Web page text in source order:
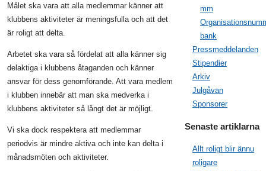
Målet ska vara att alla medlemmar känner att
klubbens aktiviteter är meningsfulla och att det
är roligt att delta.
Arbetet ska vara så fördelat att alla känner sig
delaktiga i klubbens åtaganden och känner
ansvar för dess genomförande. Att vara medlem
i klubben innebär att man ska medverka i
klubbens aktiviteter så långt det är möjligt.
Vi ska dock respektera att medlemmar
periodvis är mindre aktiva och inte kan delta i
månadsmöten och aktiviteter.
mm
bank
Pressmeddelanden
Stipendier
Arkiv
Julgåvan
Sponsorer
Senaste artiklarna
Allt roligt blir ännu
roligare